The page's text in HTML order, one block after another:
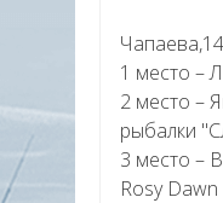
Чапаева,14
1 место –
2 место –
рыбалки
3 место –
Rosy Dawn